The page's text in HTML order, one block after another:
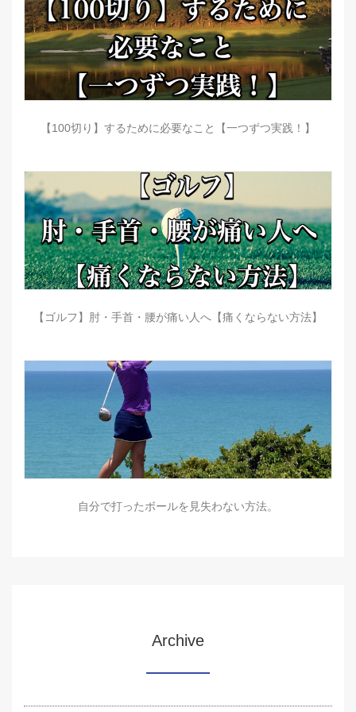
【100切り】するために必要なこと【一つずつ実践！】
【ゴルフ】肘・手首・腰が痛い人へ【痛くならない方法】
自分で打ったボールを見失わない方法。
Archive